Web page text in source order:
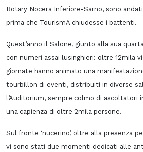
Rotary Nocera Inferiore-Sarno, sono
prima che TourismA chiudesse i battenti.
Quest’anno il Salone, giunto alla sua
con numeri assai lusinghieri: oltre 12mila
giornate hanno animato una
tourbillon di eventi, distribuiti in diverse
l’Auditorium, sempre colmo di ascoltatori
una capienza di oltre 2mila persone.
Sul fronte ‘nucerino’, oltre alla presenza
vi sono stati due momenti dedicati alle